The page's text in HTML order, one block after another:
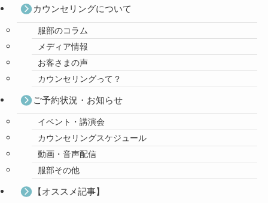
カウンセリングについて
服部のコラム
メディア情報
お客さまの声
カウンセリングって？
ご予約状況・お知らせ
イベント・講演会
カウンセリングスケジュール
動画・音声配信
服部その他
【オススメ記事】